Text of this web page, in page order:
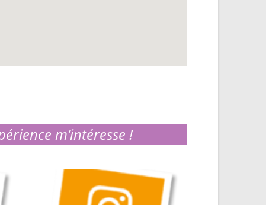
m’intéresse !